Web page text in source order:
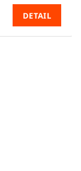
DETAIL